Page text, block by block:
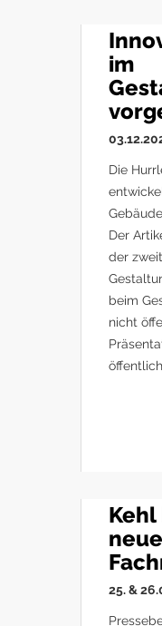
im
Die
Der
der
beim
nicht
25. &